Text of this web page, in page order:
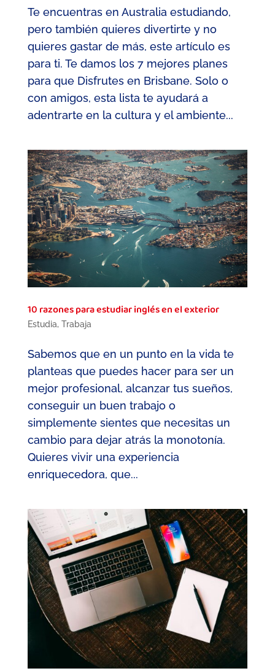
Te encuentras en Australia estudiando,
pero también quieres divertirte y no
quieres gastar de más, este artículo es
para ti. Te damos los 7 mejores planes
para que Disfrutes en Brisbane. Solo o
con amigos, esta lista te ayudará a
adentrarte en la cultura y el ambiente...
10 razones para estudiar inglés en el exterior
Estudia, Trabaja
Sabemos que en un punto en la vida te
planteas que puedes hacer para ser un
mejor profesional, alcanzar tus sueños,
conseguir un buen trabajo o
simplemente sientes que necesitas un
cambio para dejar atrás la monotonía.
Quieres vivir una experiencia
enriquecedora, que...